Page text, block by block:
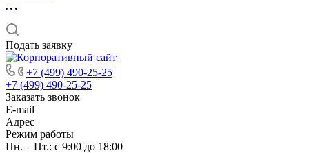
Подать заявку
+7 (499) 490-25-25
+7 (499) 490-25-25
Заказать звонок
E-mail
Адрес
Режим работы
Пн. – Пт.: с 9:00 до 18:00